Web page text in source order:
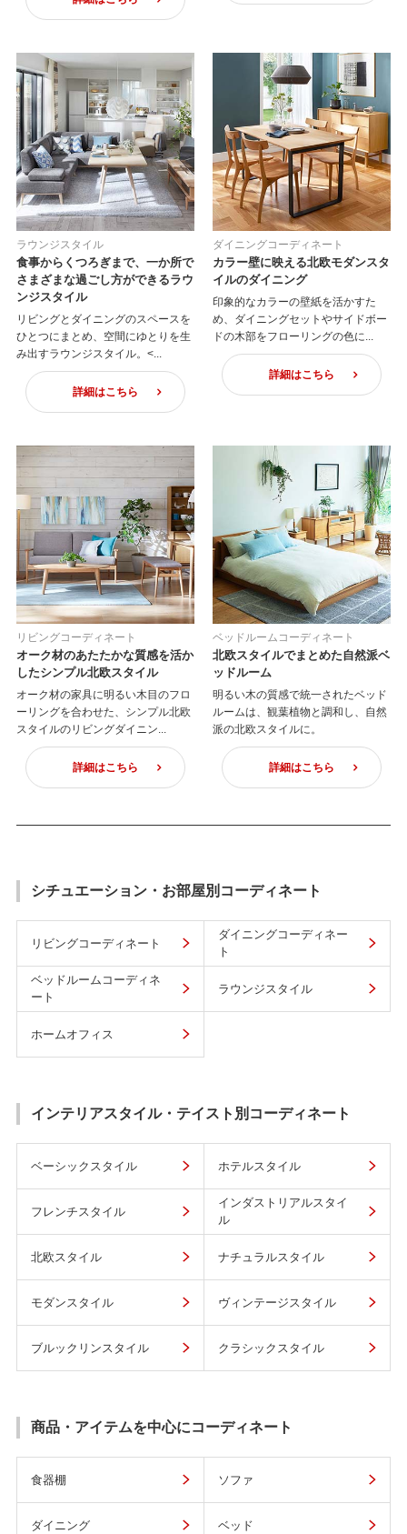
ラウンジスタイル
食事からくつろぎまで、一か所で
さまざまな過ごし方ができるラウ
ンジスタイル
リビングとダイニングのスペースを
ひとつにまとめ、空間にゆとりを生
み出すラウンジスタイル。<...
詳細はこちら
ダイニングコーディネート
カラー壁に映える北欧モダンスタ
イルのダイニング
印象的なカラーの壁紙を活かすた
め、ダイニングセットやサイドボー
ドの木部をフローリングの色に...
詳細はこちら
リビングコーディネート
オーク材のあたたかな質感を活か
したシンプル北欧スタイル
オーク材の家具に明るい木目のフロ
ーリングを合わせた、シンプル北欧
スタイルのリビングダイニン...
詳細はこちら
ベッドルームコーディネート
北欧スタイルでまとめた自然派ベ
ッドルーム
明るい木の質感で統一されたベッド
ルームは、観葉植物と調和し、自然
派の北欧スタイルに。
詳細はこちら
シチュエーション・お部屋別コーディネート
リビングコーディネート
ダイニングコーディネー
ト
ベッドルームコーディネ
ート
ラウンジスタイル
ホームオフィス
インテリアスタイル・テイスト別コーディネート
ベーシックスタイル ホテルスタイル
フレンチスタイル
インダストリアルスタイ
ル
北欧スタイル ナチュラルスタイル
モダンスタイル ヴィンテージスタイル
ブルックリンスタイル クラシックスタイル
商品・アイテムを中心にコーディネート
食器棚 ソファ
ダイニング ベッド